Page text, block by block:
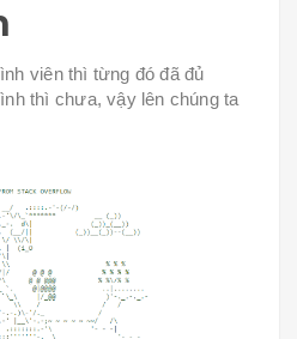
viên thì từng đó đã đủ
thì chưa, vậy lên chúng ta